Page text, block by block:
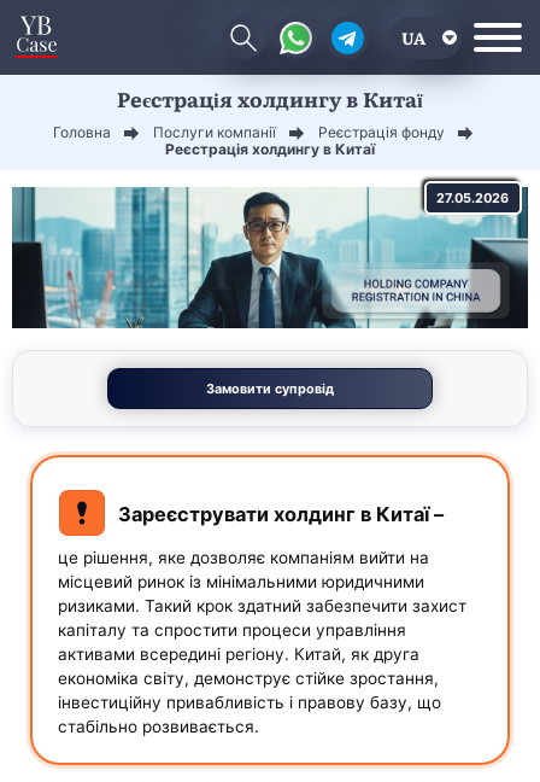
UA
Реєстрація холдингу в Китаї
Головна Послуги компанії
Реєстрація фонду
Реєстрація холдингу в Китаї
27.05.2026
Замовити супровід
Зареєструвати холдинг в Китаї –
це рішення, яке дозволяє компаніям вийти на
місцевий ринок із мінімальними юридичними
ризиками. Такий крок здатний забезпечити захист
капіталу та спростити процеси управління
активами всередині регіону. Китай, як друга
економіка світу, демонструє стійке зростання,
інвестиційну привабливість і правову базу, що
стабільно розвивається.